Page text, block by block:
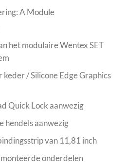
A Module
het modulaire Wentex SET
keder / Silicone Edge Graphics
Quick Lock aanwezig
hendels aanwezig
van 11,81 inch
onderdelen